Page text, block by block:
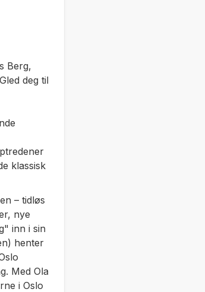
Berg,
deg til
klassisk
– tidløs
nye
inn i sin
henter
Med Ola
i Oslo